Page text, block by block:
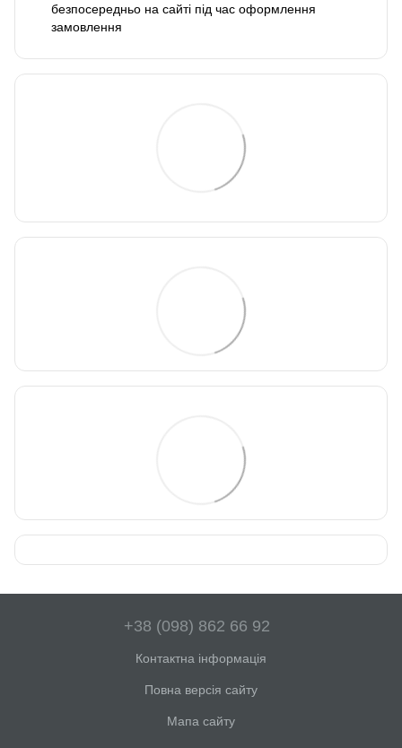
безпосередньо на сайті під час оформлення
замовлення
+38 (098) 862 66 92
Контактна інформація
Повна версія сайту
Мапа сайту